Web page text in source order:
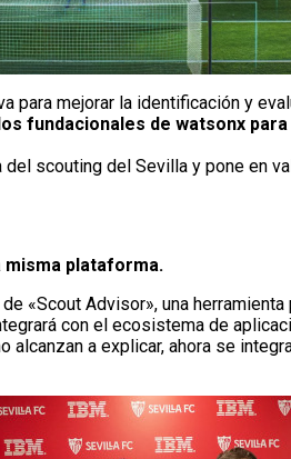
para mejorar la identificación y
fundacionales de watsonx
scouting del Sevilla y pone en
misma plataforma.
«Scout Advisor», una
con el ecosistema de
a explicar, ahora se